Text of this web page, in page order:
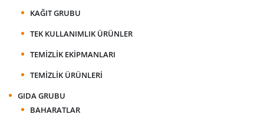
KAĞIT GRUBU
TEK KULLANIMLIK ÜRÜNLER
TEMIZLIK EKIPMANLARI
TEMIZLIK ÜRÜNLERI
GIDA GRUBU
BAHARATLAR